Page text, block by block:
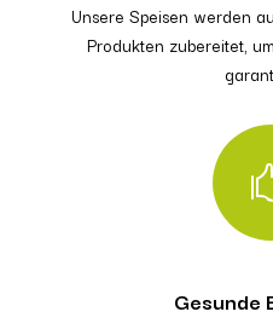
Unsere Speisen werden
Produkten zubereitet,
Gesunde